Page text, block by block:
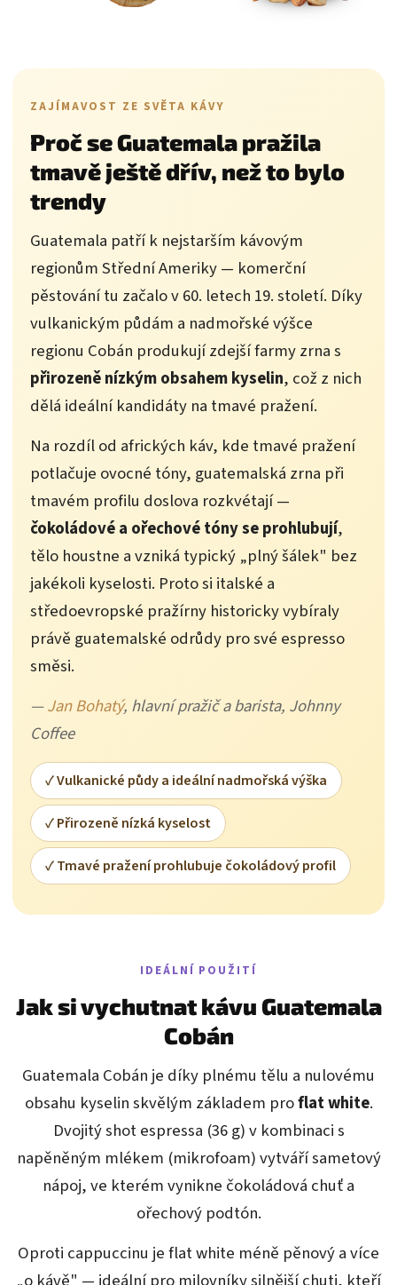
ZAJÍMAVOST ZE SVĚTA KÁVY
Proč se Guatemala pražila
tmavě ještě dřív, než to bylo
trendy
Guatemala patří k nejstarším kávovým
regionům Střední Ameriky — komerční
pěstování tu začalo v 60. letech 19. století. Díky
vulkanickým půdám a nadmořské výšce
regionu Cobán produkují zdejší farmy zrna s
přirozeně nízkým obsahem kyselin, což z nich
dělá ideální kandidáty na tmavé pražení.
Na rozdíl od afrických káv, kde tmavé pražení
potlačuje ovocné tóny, guatemalská zrna při
tmavém profilu doslova rozkvétají —
čokoládové a ořechové tóny se prohlubují,
tělo houstne a vzniká typický „plný šálek" bez
jakékoli kyselosti. Proto si italské a
středoevropské pražírny historicky vybíraly
právě guatemalské odrůdy pro své espresso
směsi.
—Jan Bohatý, hlavní pražič a barista, Johnny
Coffee
✓ Vulkanické půdy a ideální nadmořská výška
✓ Přirozeně nízká kyselost
✓ Tmavé pražení prohlubuje čokoládový profil
IDEÁLNÍ POUŽITÍ
Jak si vychutnat kávu Guatemala
Cobán
Guatemala Cobán je díky plnému tělu a nulovému
obsahu kyselin skvělým základem proflat white.
Dvojitý shot espressa (36 g) v kombinaci s
napěněným mlékem (mikrofoam) vytváří sametový
nápoj, ve kterém vynikne čokoládová chuť a
ořechový podtón.
Oproti cappuccinu je flat white méně pěnový a více